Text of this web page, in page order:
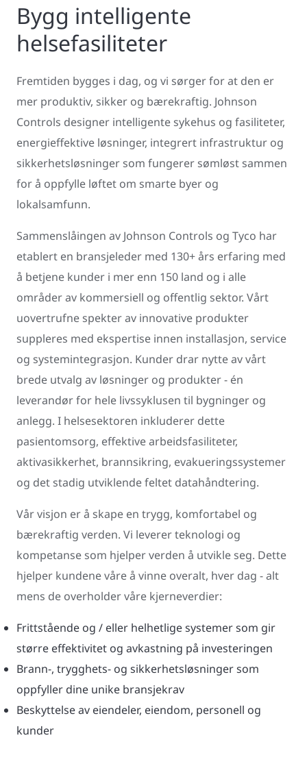
Bygg intelligente
helsefasiliteter
Fremtiden bygges i dag, og vi sørger for at den er
mer produktiv, sikker og bærekraftig. Johnson
Controls designer intelligente sykehus og fasiliteter,
energieffektive løsninger, integrert infrastruktur og
sikkerhetsløsninger som fungerer sømløst sammen
for å oppfylle løftet om smarte byer og
lokalsamfunn.
Sammenslåingen av Johnson Controls og Tyco har
etablert en bransjeleder med 130+ års erfaring med
å betjene kunder i mer enn 150 land og i alle
områder av kommersiell og offentlig sektor. Vårt
uovertrufne spekter av innovative produkter
suppleres med ekspertise innen installasjon, service
og systemintegrasjon. Kunder drar nytte av vårt
brede utvalg av løsninger og produkter⁠ - én
leverandør for hele livssyklusen til bygninger og
anlegg. I helsesektoren inkluderer dette
pasientomsorg, effektive arbeidsfasiliteter,
aktivasikkerhet, brannsikring, evakueringssystemer
og det stadig utviklende feltet datahåndtering.
Vår visjon er å skape en trygg, komfortabel og
bærekraftig verden. Vi leverer teknologi og
kompetanse som hjelper verden å utvikle seg. Dette
hjelper kundene våre å vinne overalt, hver dag⁠ - alt
mens de overholder våre kjerneverdier:
Frittstående og / eller helhetlige systemer som gir
større effektivitet og avkastning på investeringen
Brann-, trygghets- og sikkerhetsløsninger som
oppfyller dine unike bransjekrav
Beskyttelse av eiendeler, eiendom, personell og
kunder